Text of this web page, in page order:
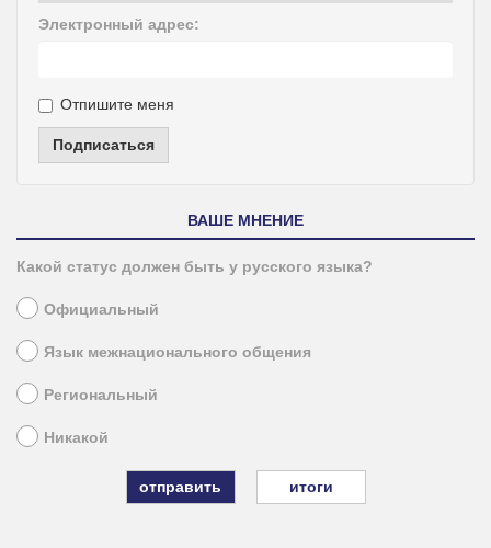
Электронный адрес:
Отпишите меня
Подписаться
ВАШЕ МНЕНИЕ
Какой статус должен быть у русского языка?
Официальный
Язык межнационального общения
Региональный
Никакой
итоги